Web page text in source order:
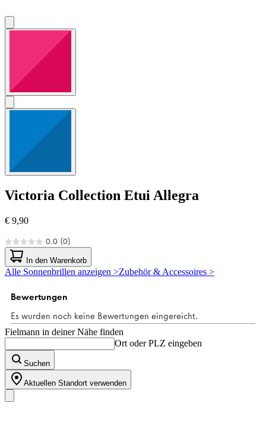
Victoria Collection Etui Allegra
€ 9,90
0.0 (0)
0.0
von
5
Sternen.
In den Warenkorb
Alle Sonnenbrillen anzeigen >Zubehör & Accessoires >
Fielmann in deiner Nähe finden
Ort oder PLZ eingeben
Suchen
Aktuellen Standort verwenden